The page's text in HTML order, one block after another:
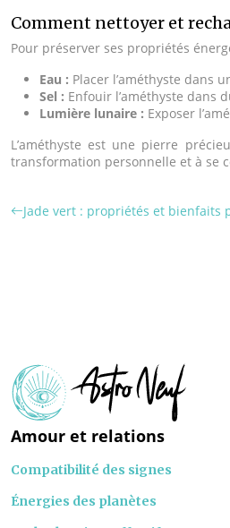
Comment nettoyer et
Pour préserver ses propriétés
Eau : Placer l’améthyste dans
Sel : Enfouir l’améthyste dans
Lumière lunaire : Exposer
L’améthyste est une pierre
transformation personnelle et à se
Jade vert : propriétés et bienfaits
Amour et relations
Compatibilité des signes
Énergies des planètes